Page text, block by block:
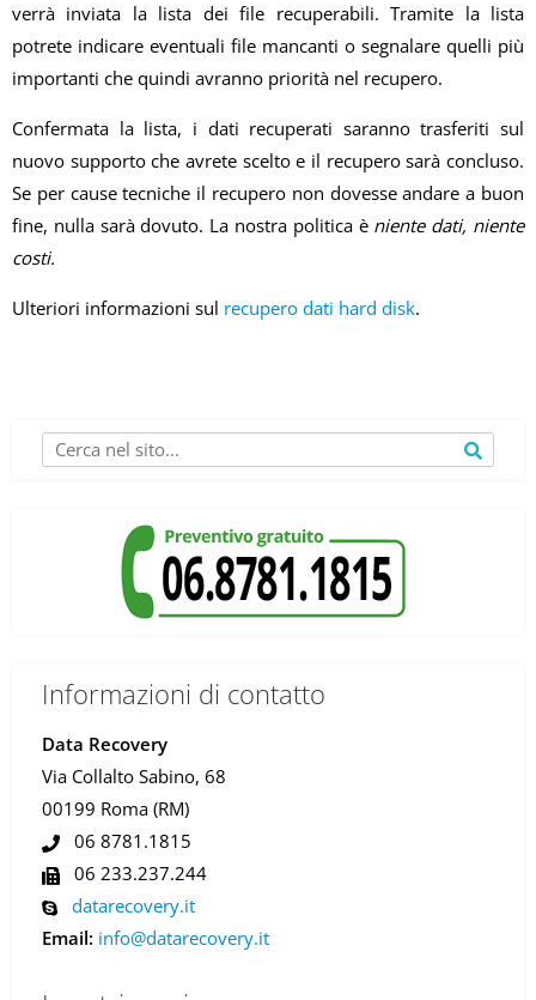
verrà inviata la lista dei file recuperabili. Tramite la lista
potrete indicare eventuali file mancanti o segnalare quelli più
importanti che quindi avranno priorità nel recupero.
Confermata la lista, i dati recuperati saranno trasferiti sul
nuovo supporto che avrete scelto e il recupero sarà concluso.
Se per cause tecniche il recupero non dovesse andare a buon
fine, nulla sarà dovuto. La nostra politica è niente dati, niente
costi.
Ulteriori informazioni sul recupero dati hard disk.
Informazioni di contatto
Data Recovery
Via Collalto Sabino, 68
00199 Roma (RM)
06 8781.1815
06 233.237.244
datarecovery.it
Email: info@datarecovery.it